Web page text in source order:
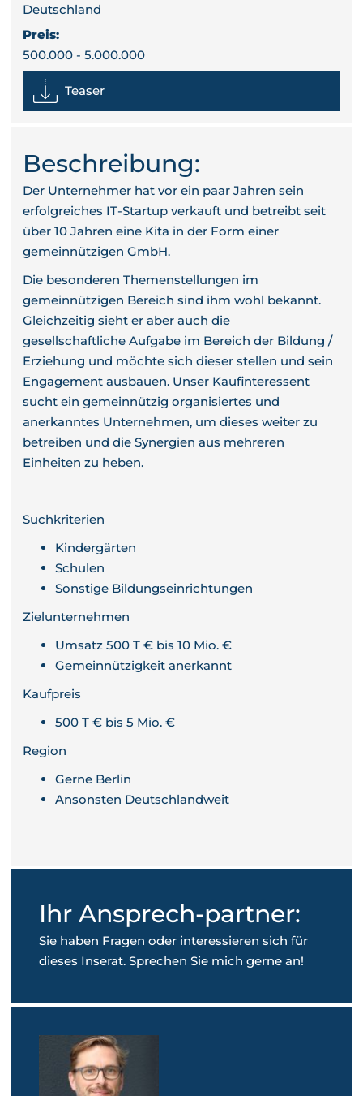
Deutschland
Preis:
500.000 - 5.000.000
Teaser
Beschreibung:
Der Unternehmer hat vor ein paar Jahren sein
erfolgreiches IT-Startup verkauft und betreibt seit
über 10 Jahren eine Kita in der Form einer
gemeinnützigen GmbH.
Die besonderen Themenstellungen im
gemeinnützigen Bereich sind ihm wohl bekannt.
Gleichzeitig sieht er aber auch die
gesellschaftliche Aufgabe im Bereich der Bildung /
Erziehung und möchte sich dieser stellen und sein
Engagement ausbauen. Unser Kaufinteressent
sucht ein gemeinnützig organisiertes und
anerkanntes Unternehmen, um dieses weiter zu
betreiben und die Synergien aus mehreren
Einheiten zu heben.
Suchkriterien
Kindergärten
Schulen
Sonstige Bildungseinrichtungen
Zielunternehmen
Umsatz 500 T € bis 10 Mio. €
Gemeinnützigkeit anerkannt
Kaufpreis
500 T € bis 5 Mio. €
Region
Gerne Berlin
Ansonsten Deutschlandweit
Ihr Ansprech-partner:
Sie haben Fragen oder interessieren sich für
dieses Inserat. Sprechen Sie mich gerne an!